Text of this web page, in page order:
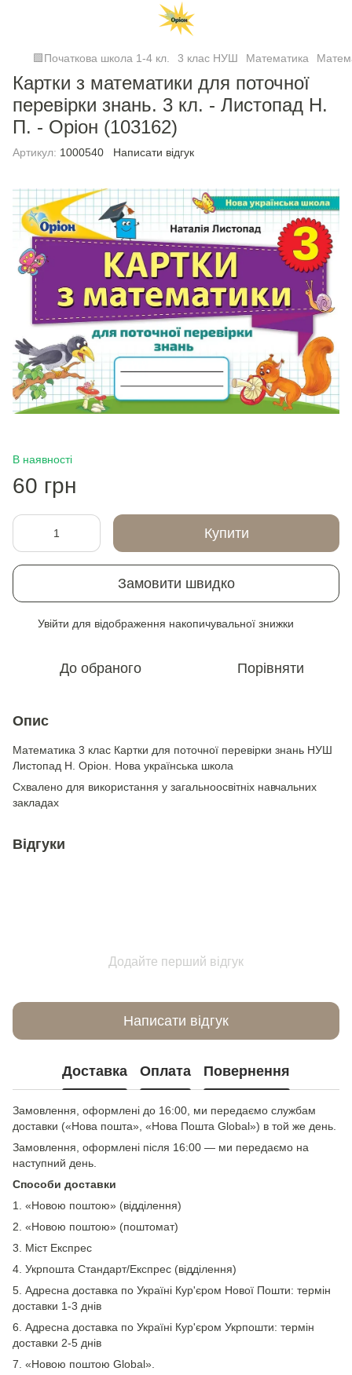
🟩Початкова школа 1-4 кл. 3 клас НУШ Математика
Картки з математики для поточної
перевірки знань. 3 кл. - Листопад Н.
П. - Оріон (103162)
Артикул: 1000540 Написати відгук
В наявності
60 грн
Купити
Замовити швидко
Увійти для відображення накопичувальної знижки
До обраного Порівняти
Опис
Математика 3 клас Картки для поточної перевірки знань НУШ
Листопад Н. Оріон. Нова українська школа
Схвалено для використання у загальноосвітніх навчальних
закладах
Відгуки
Додайте перший відгук
Написати відгук
Доставка Оплата Повернення
Замовлення, оформлені до 16:00, ми передаємо службам
доставки («Нова пошта», «Нова Пошта Global») в той же день.
Замовлення, оформлені після 16:00 — ми передаємо на
наступний день.
Способи доставки
1. «Новою поштою» (відділення)
2. «Новою поштою» (поштомат)
3. Міст Експрес
4. Укрпошта Стандарт/Експрес (відділення)
5. Адресна доставка по Україні Кур'єром Нової Пошти: термін
доставки 1-3 днів
6. Адресна доставка по Україні Кур'єром Укрпошти: термін
доставки 2-5 днів
7. «Новою поштою Global».